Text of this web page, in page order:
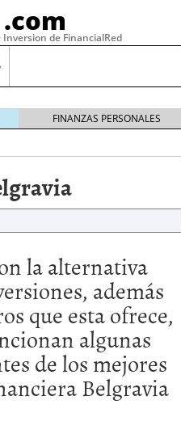
de FinancialRed
de 2025 a la que nadie
qué los inversores siguen
en febrero: la racha
con un patrimonio récord
FINANZAS PERSONALES
la alternativa
además
que esta ofrece,
algunas
de los mejores
Belgravia